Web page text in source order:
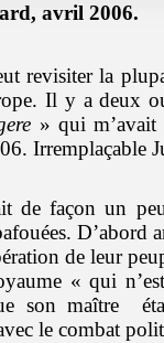
avril 2006.
revisiter la
Il y a deux
» qui m’avait
Irremplaçable
de façon un
de leur
« qui
son maître
le combat